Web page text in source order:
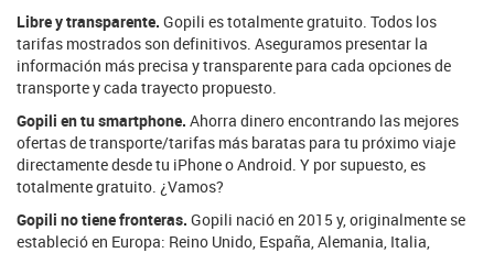
Libre y transparente. Gopili es totalmente gratuito. Todos los
tarifas mostrados son definitivos. Aseguramos presentar la
información más precisa y transparente para cada opciones de
transporte y cada trayecto propuesto.
Gopili en tu smartphone. Ahorra dinero encontrando las mejores
ofertas de transporte/tarifas más baratas para tu próximo viaje
directamente desde tu iPhone o Android. Y por supuesto, es
totalmente gratuito. ¿Vamos?
Gopili no tiene fronteras. Gopili nació en 2015 y, originalmente se
estableció en Europa: Reino Unido, España, Alemania, Italia,